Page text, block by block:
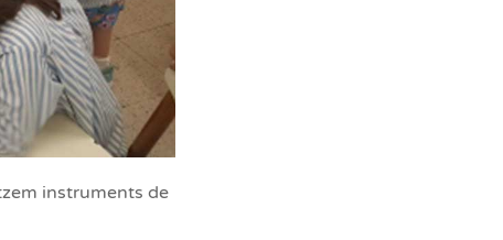
instruments de